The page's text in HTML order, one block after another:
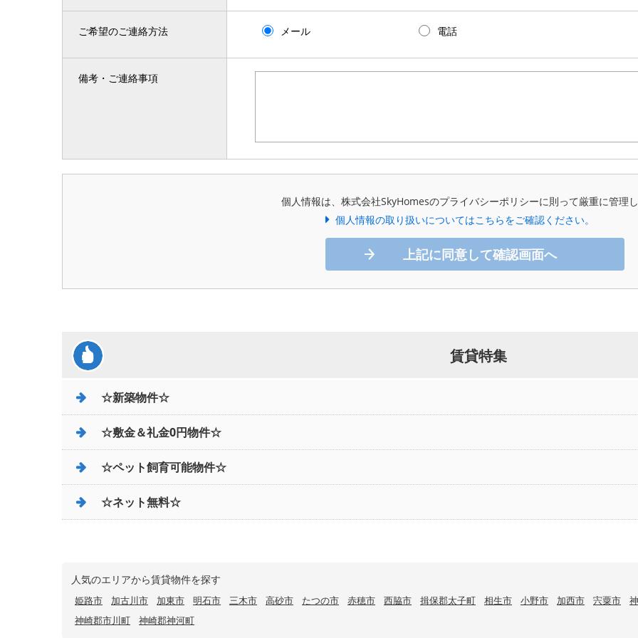
ご希望のご連絡方法 メール 電話
備考・ご連絡事項
個人情報は、株式会社SkyHomesのプライバシーポリシーに則って厳重に管理
個人情報の取り扱いについてはこちらをご確認ください。
上記に同意して確認画面へ
賃貸特集
☆新築物件☆
☆敷金＆礼金0円物件☆
☆ペット飼育可能物件☆
☆ネット無料☆
人気のエリアから賃貸物件を探す
姫路市 加古川市 加東市 明石市 三木市 高砂市 たつの市 赤穂市 西脇市 揖保郡太子町 相生市 小野市 加西市 宍粟市
神崎郡市川町
神崎郡神河町